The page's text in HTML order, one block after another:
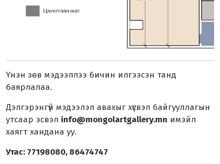
Үнэн зөв мэдээллээ бичин илгээсэн танд
баярлалаа.
Дэлгэрэнгүй мэдээлэл авахыг хүсвэл байгууллагын
утсаар эсвэл info@mongolartgallery.mn имэйл
хаягт хандана уу.
Утас: 77198080, 86474747